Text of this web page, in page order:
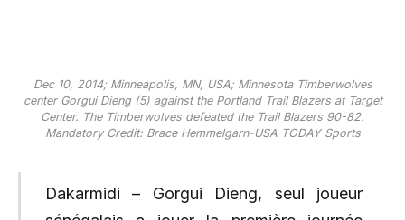
Dec 10, 2014; Minneapolis, MN, USA; Minnesota Timberwolves
center Gorgui Dieng (5) against the Portland Trail Blazers at Target
Center. The Timberwolves defeated the Trail Blazers 90-82.
Mandatory Credit: Brace Hemmelgarn-USA TODAY Sports
Dakarmidi – Gorgui Dieng, seul joueur